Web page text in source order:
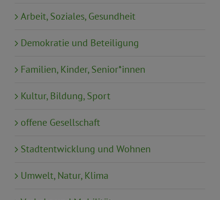
Arbeit, Soziales, Gesundheit
Demokratie und Beteiligung
Familien, Kinder, Senior*innen
Kultur, Bildung, Sport
offene Gesellschaft
Stadtentwicklung und Wohnen
Umwelt, Natur, Klima